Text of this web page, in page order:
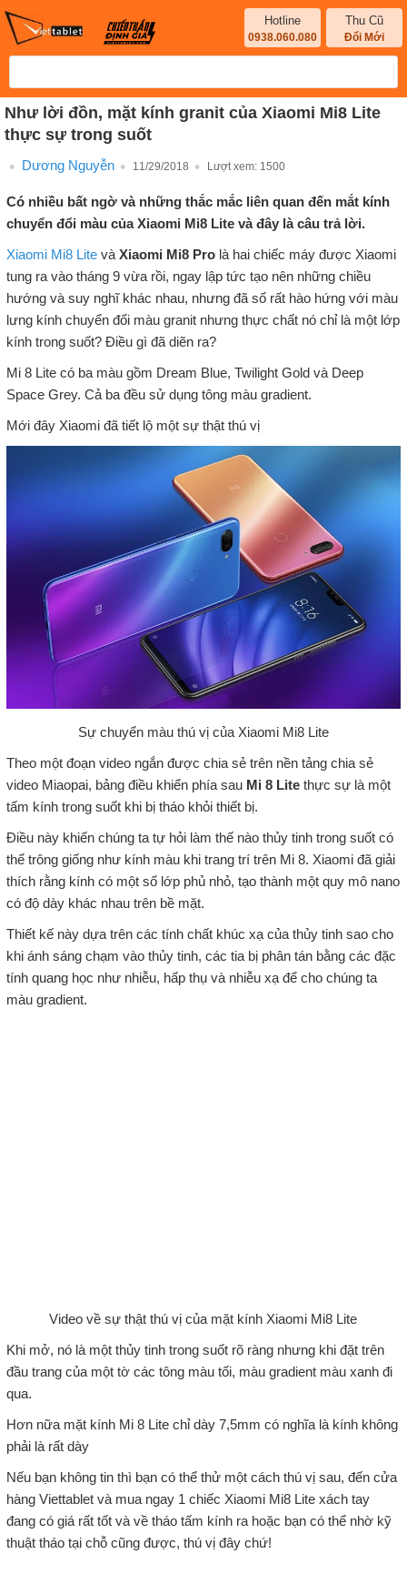
Hotline
0938.060.080
Thu Cũ
Đổi Mới
Như lời đồn, mặt kính granit của Xiaomi Mi8 Lite
thực sự trong suốt
Dương Nguyễn 11/29/2018 Lượt xem: 1500
Có nhiều bất ngờ và những thắc mắc liên quan đến mắt kính
chuyển đổi màu của Xiaomi Mi8 Lite và đây là câu trả lời.
Xiaomi Mi8 Litevà Xiaomi Mi8 Prolà hai chiếc máy được Xiaomi
tung ra vào tháng 9 vừa rồi, ngay lập tức tạo nên những chiều
hướng và suy nghĩ khác nhau, nhưng đã số rất hào hứng với màu
lưng kính chuyển đổi màu granit nhưng thực chất nó chỉ là một lớp
kính trong suốt? Điều gì đã diẽn ra?
Mi 8 Lite có ba màu gồm Dream Blue, Twilight Gold và Deep
Space Grey. Cả ba đều sử dụng tông màu gradient.
Mới đây Xiaomi đã tiết lộ một sự thật thú vị
Sự chuyển màu thú vị của Xiaomi Mi8 Lite
Theo một đoạn video ngắn được chia sẻ trên nền tảng chia sẻ
video Miaopai, bảng điều khiển phía sau Mi 8 Litethực sự là một
tấm kính trong suốt khi bị tháo khỏi thiết bị.
Điều này khiến chúng ta tự hỏi làm thế nào thủy tinh trong suốt có
thể trông giống như kính màu khi trang trí trên Mi 8. Xiaomi đã giải
thích rằng kính có một số lớp phủ nhỏ, tạo thành một quy mô nano
có độ dày khác nhau trên bề mặt.
Thiết kế này dựa trên các tính chất khúc xạ của thủy tinh sao cho
khi ánh sáng chạm vào thủy tinh, các tia bị phân tán bằng các đặc
tính quang học như nhiễu, hấp thụ và nhiễu xạ để cho chúng ta
màu gradient.
Video về sự thật thú vị của mặt kính Xiaomi Mi8 Lite
Khi mở, nó là một thủy tinh trong suốt rõ ràng nhưng khi đặt trên
đầu trang của một tờ các tông màu tối, màu gradient màu xanh đi
qua.
Hơn nữa mặt kính Mi 8 Lite chỉ dày 7,5mm có nghĩa là kính không
phải là rất dày
Nếu bạn không tin thì bạn có thể thử một cách thú vị sau, đến cửa
hàng Viettablet và mua ngay 1 chiếc Xiaomi Mi8 Lite xách tay
đang có giá rất tốt và về tháo tấm kính ra hoặc bạn có thể nhờ kỹ
thuật tháo tại chỗ cũng được, thú vị đây chứ!